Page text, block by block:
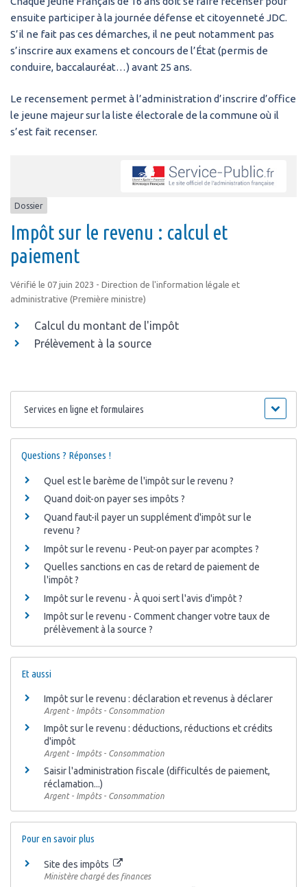
ensuite participer à la journée défense et citoyenneté JDC.
S’il ne fait pas ces démarches, il ne peut notamment pas
s’inscrire aux examens et concours de l’État (permis de
conduire, baccalauréat…) avant 25 ans.
Le recensement permet à l’administration d’inscrire d’office
le jeune majeur sur la liste électorale de la commune où il
s’est fait recenser.
Dossier
Impôt sur le revenu : calcul et
paiement
Vérifié le 07 juin 2023 - Direction de l'information légale et
administrative (Première ministre)
Calcul du montant de l'impôt
Prélèvement à la source
Services en ligne et formulaires
Questions ? Réponses !
Quel est le barème de l'impôt sur le revenu ?
Quand doit-on payer ses impôts ?
Quand faut-il payer un supplément d'impôt sur le
revenu ?
Impôt sur le revenu - Peut-on payer par acomptes ?
Quelles sanctions en cas de retard de paiement de
l'impôt ?
Impôt sur le revenu - À quoi sert l'avis d'impôt ?
Impôt sur le revenu - Comment changer votre taux de
prélèvement à la source ?
Et aussi
Impôt sur le revenu : déclaration et revenus à déclarer
Argent - Impôts - Consommation
Impôt sur le revenu : déductions, réductions et crédits
d'impôt
Argent - Impôts - Consommation
Saisir l'administration fiscale (difficultés de paiement,
réclamation...)
Argent - Impôts - Consommation
Pour en savoir plus
Site des impôts
Ministère chargé des finances